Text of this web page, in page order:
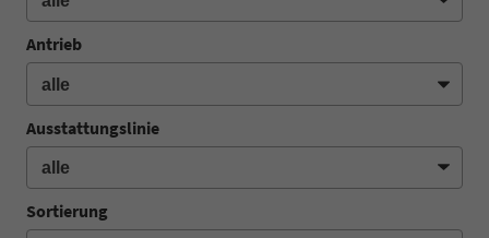
Antrieb
Ausstattungslinie
Sortierung